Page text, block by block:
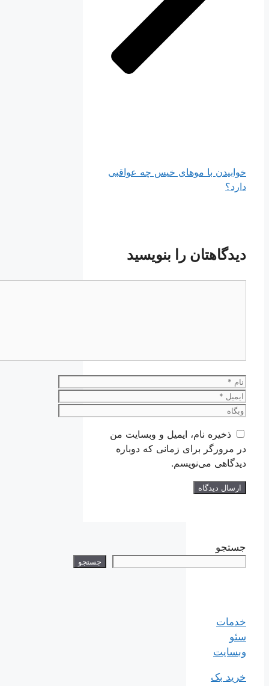
خوابیدن با موهای خیس چه عواقبی
دارد؟
دیدگاهتان را بنویسید
نام
ایمیل
وبگاه
ذخیره نام، ایمیل و وبسایت من
در مرورگر برای زمانی که دوباره
دیدگاهی می‌نویسم.
جستجو
جستجو
خدمات
سئو
وبسایت
خرید بک